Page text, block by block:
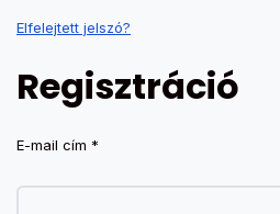
Elfelejtett jelszó?
Regisztráció
E-mail cím *